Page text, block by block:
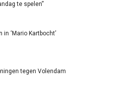
te spelen”
‘Mario Kartbocht’
tegen Volendam